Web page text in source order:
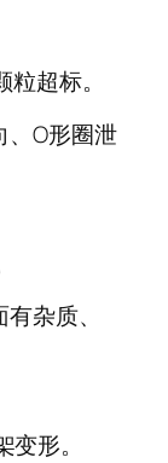
超标。
、O形圈泄
杂质、
形。